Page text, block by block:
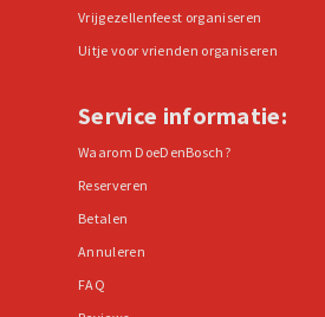
Vrijgezellenfeest organiseren
Uitje voor vrienden organiseren
Service informatie:
Waarom DoeDenBosch?
Reserveren
Betalen
Annuleren
FAQ